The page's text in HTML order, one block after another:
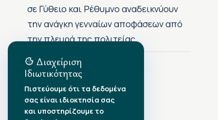
σε Γύθειο και Ρέθυμνο αναδεικνύουν
την ανάγκη γενναίων αποφάσεων από
την πλευρά της πολιτείας
Αρχείο Δημοσιεύσεων
•Αύγουστος 2026
•Ιούλιος 2026
Διαχείριση
Ιδιωτικότητας
Πιστεύουμε ότι τα δεδομένα
σας είναι ιδιοκτησία σας
και υποστηρίζουμε το